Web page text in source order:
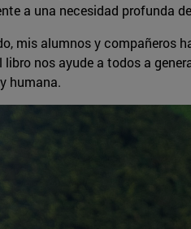
a una necesidad profunda
mis alumnos y compañeros
libro nos ayude a todos a
humana.